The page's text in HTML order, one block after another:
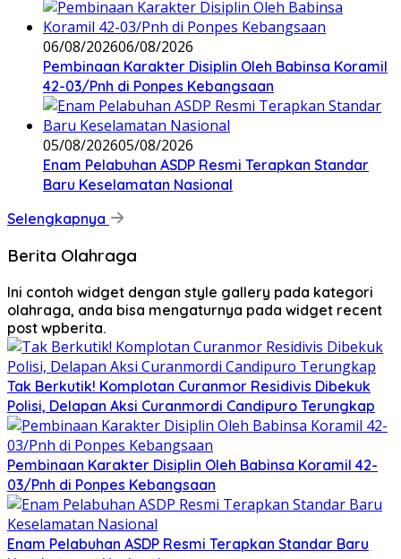
06/08/202606/08/2026
Pembinaan Karakter Disiplin Oleh Babinsa Koramil
42-03/Pnh di Ponpes Kebangsaan
05/08/202605/08/2026
Enam Pelabuhan ASDP Resmi Terapkan Standar
Baru Keselamatan Nasional
Selengkapnya
Berita Olahraga
Ini contoh widget dengan style gallery pada kategori
olahraga, anda bisa mengaturnya pada widget recent
post wpberita.
Tak Berkutik! Komplotan Curanmor Residivis Dibekuk
Polisi, Delapan Aksi Curanmordi Candipuro Terungkap
Pembinaan Karakter Disiplin Oleh Babinsa Koramil 42-
03/Pnh di Ponpes Kebangsaan
Enam Pelabuhan ASDP Resmi Terapkan Standar Baru